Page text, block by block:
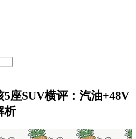
5座SUV横评：汽油+48V
析